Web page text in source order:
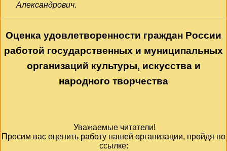
Александрович.
Оценка удовлетворенности граждан России
работой государственных и муниципальных
организаций культуры, искусства и
народного творчества
Уважаемые читатели!
Просим вас оценить работу нашей организации, пройдя по
ссылке: